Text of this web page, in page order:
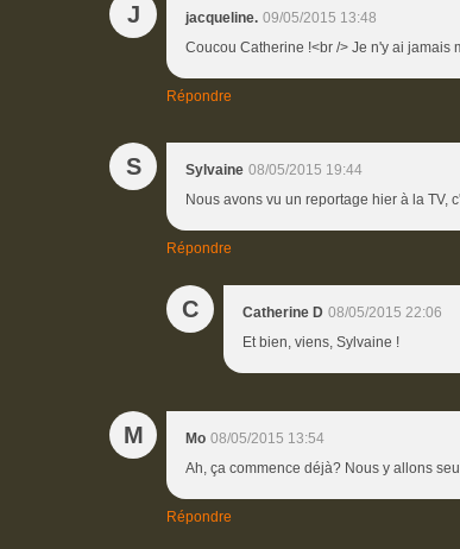
J jacqueline. 09/05/2015 13:48
Coucou Catherine !<br /> Je n'y ai jamais
Répondre
S Sylvaine 08/05/2015 19:44
Nous avons vu un reportage hier à la TV,
Répondre
C Catherine D 08/05/2015 22:06
Et bien, viens, Sylvaine !
M Mo 08/05/2015 13:54
Ah, ça commence déjà? Nous y allons
Répondre